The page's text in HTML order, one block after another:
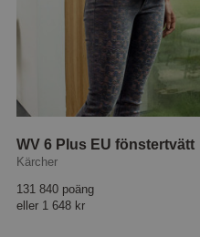
WV 6 Plus EU fönstertvätt
Kärcher
131 840 poäng
eller 1 648 kr